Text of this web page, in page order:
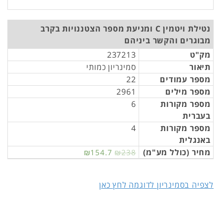
נטילת ויטמין C ומניעת מספר הצטננויות בקרב
מבוגרים והקשר ביניהם
מק"ט
237213
תיאור
סמינריון כמותי
מספר עמודים
22
מספר מילים
2961
מספר מקורות
בעברית
6
מספר מקורות
באנגלית
4
מחיר (כולל מע"מ) ₪154.7 ₪238
לצפיה בסמינריון לדוגמה לחץ כאן